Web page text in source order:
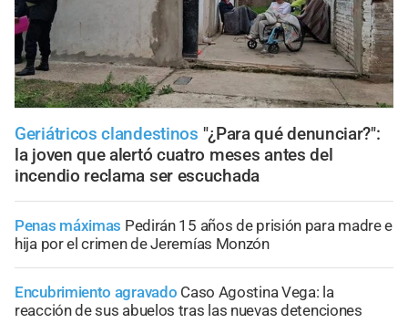
Geriátricos clandestinos "¿Para qué denunciar?":
la joven que alertó cuatro meses antes del
incendio reclama ser escuchada
Penas máximas Pedirán 15 años de prisión para madre e
hija por el crimen de Jeremías Monzón
Encubrimiento agravado Caso Agostina Vega: la
reacción de sus abuelos tras las nuevas detenciones